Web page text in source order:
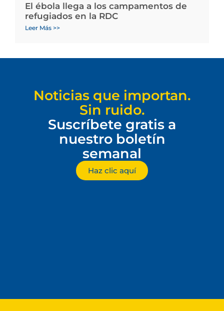
El ébola llega a los campamentos de
refugiados en la RDC
Leer Más >>
Noticias que importan.
Sin ruido.
Suscríbete gratis a
nuestro boletín
semanal
Haz clic aquí